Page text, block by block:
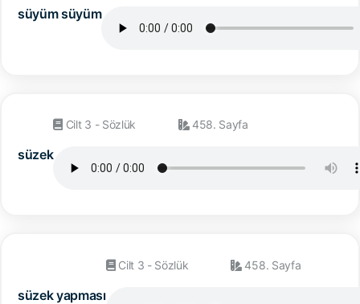
süyüm süyüm
süzek
Cilt 3 - Sözlük 458. Sayfa
süzek yapması
Cilt 3 - Sözlük 458. Sayfa